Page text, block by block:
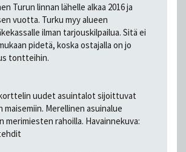
Turun linnan lähelle alkaa 2016 ja
vuotta. Turku myy alueen
ilman tarjouskilpailua. Sitä ei
pidetä, koska ostajalla on jo
tontteihin.
uudet asuintalot sijoittuvat
maisemiin. Merellinen asuinalue
merimiesten rahoilla. Havainnekuva: